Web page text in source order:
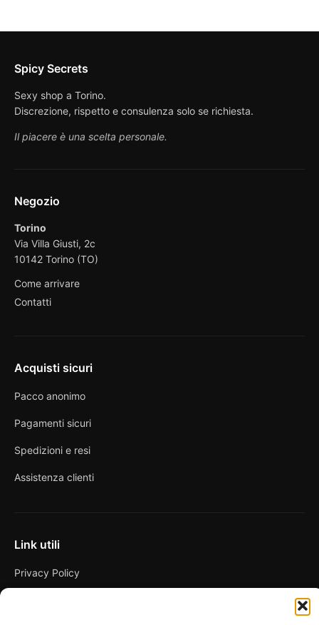
Spicy Secrets
Sexy shop a Torino.
Discrezione, rispetto e consulenza solo se richiesta.
Il piacere è una scelta personale.
Negozio
Torino
Via Villa Giusti, 2c
10142 Torino (TO)
Come arrivare
Contatti
Acquisti sicuri
Pacco anonimo
Pagamenti sicuri
Spedizioni e resi
Assistenza clienti
Link utili
Privacy Policy